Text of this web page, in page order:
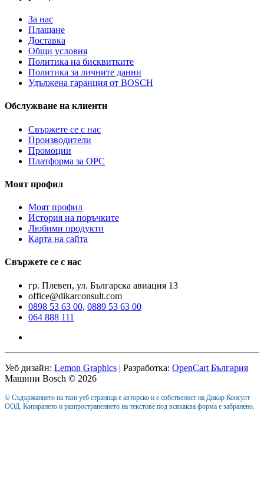
За нас
Плащане
Доставка
Общи условия
Политика на бисквитките
Политика за личните данни
Удължена гаранция от BOSCH
Обслужване на клиенти
Свържете се с нас
Производители
Промоции
Платформа за ОРС
Моят профил
Моят профил
История на поръчките
Любими продукти
Карта на сайта
Свържете се с нас
гр. Плевен, ул. Българска авиация 13
office@dikarconsult.com
0898 53 63 00, 0889 53 63 00
064 888 111
Уеб дизайн: Lemon Graphics | Разработка: OpenCart България
Машини Bosch © 2026
© Съдържанието на тази уеб страница е авторско и е собственост на Дикар Консулт
ООД. Копирането и разпространението на текстове под всякаква форма е забранено.